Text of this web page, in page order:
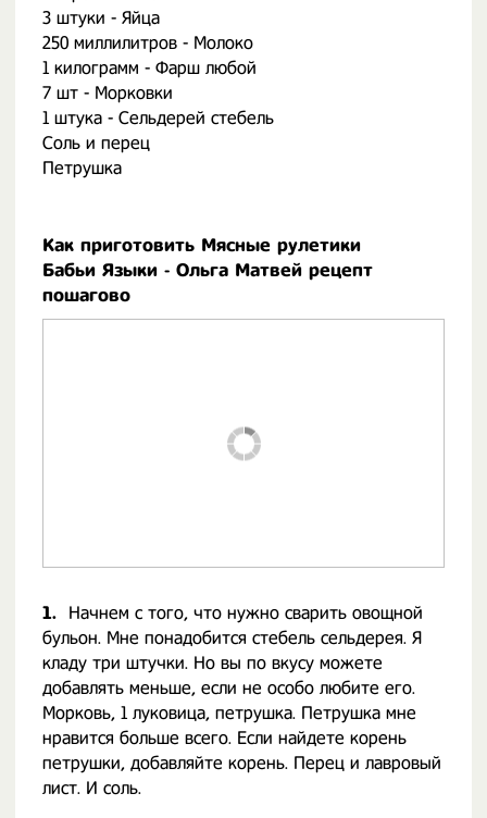
3 штуки - Яйца
250 миллилитров - Молоко
1 килограмм - Фарш любой
7 шт - Морковки
1 штука - Сельдерей стебель
Соль и перец
Петрушка
Как приготовить Мясные рулетики
Бабьи Языки - Ольга Матвей рецепт
пошагово
1.
Начнем с того, что нужно сварить овощной
бульон. Мне понадобится стебель сельдерея. Я
кладу три штучки. Но вы по вкусу можете
добавлять меньше, если не особо любите его.
Морковь, 1 луковица, петрушка. Петрушка мне
нравится больше всего. Если найдете корень
петрушки, добавляйте корень. Перец и лавровый
лист. И соль.